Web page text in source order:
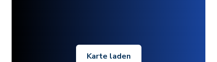
Karte laden